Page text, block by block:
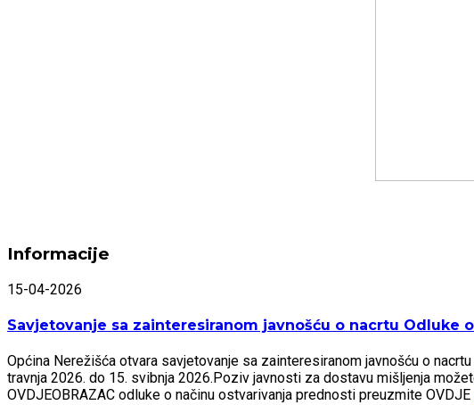
Informacije
15-04-2026
Savjetovanje sa zainteresiranom javnošću o nacrtu
Općina Nerežišća otvara savjetovanje sa zainteresiranom javnošću o
travnja 2026. do 15. svibnja 2026.Poziv javnosti za dostavu mišljenja
OVDJEOBRAZAC odluke o načinu ostvarivanja prednosti preuzmite OVDJE